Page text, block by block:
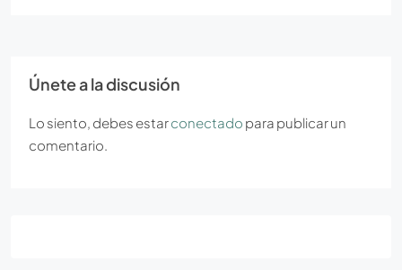
Únete a la discusión
Lo siento, debes estarconectado para publicar un
comentario.